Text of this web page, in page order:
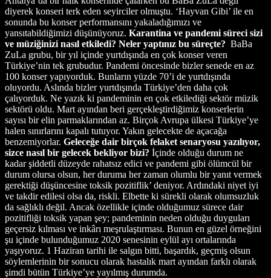
diyerek konseri terk eden seyirciler olmuştu. ‘Hayvan Gibi’ ile en
sonunda bu konser performansını yakaladığımızı ve
yansıtabildiğimizi düşünüyoruz. Karantina ve pandemi süreci sizi
ve müziğinizi nasıl etkiledi? Neler yaptınız bu süreçte? BaBa
ZuLa grubu, bir yıl içinde yurtdışında en çok konser veren
Türkiye’nin tek grubudur. Pandemi öncesinde bizler senede en az
100 konser yapıyorduk. Bunların yüzde 70’i de yurtdışında
oluyordu. Aslında bizler yurtdışında Türkiye’den daha çok
çalıyorduk. Ne yazık ki pandeminin en çok etkilediği sektör müzik
sektörü oldu. Mart ayından beri gerçekleştirdiğimiz konserlerin
sayısı bir elin parmaklarından az. Birçok Avrupa ülkesi Türkiye’ye
halen sınırlarını kapalı tutuyor. Yakın gelecekte de açacağa
benzemiyorlar. Geleceğe dair birçok felaket senaryosu yazılıyor,
sizce nasıl bir gelecek bekliyor bizi? İçinde olduğu durum ne
kadar şiddetli düzeyde rahatsız edici ve pandemi gibi ölümcül bir
durum olursa olsun, her duruma her zaman olumlu bir yanıt vermek
gerektiği düşüncesine toksik pozitiflik’ deniyor. Ardındaki niyet iyi
ve takdir edilesi olsa da, riskli. Elbette ki sürekli olarak olumsuzluk
da sağlıklı değil. Ancak özellikle içinde olduğumuz sürece dair
pozitifliği toksik yapan şey; pandeminin neden olduğu duyguları
geçersiz kılması ve inkârı meşrulaştırması. Bunun en güzel örneğini
şu içinde bulunduğumuz 2020 senesinin eylül ayı ortalarında
yaşıyoruz. 1 Haziran tarihi ile salgın bitti, başardık, geçmiş olsun
söylemlerinin bir sonucu olarak hastalık mart ayından farklı olarak
şimdi bütün Türkiye’ye yayılmış durumda.